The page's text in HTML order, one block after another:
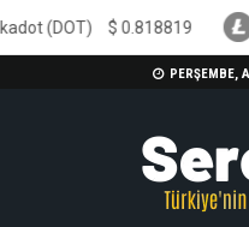
PERŞEMBE,
Litecoin (LTC)